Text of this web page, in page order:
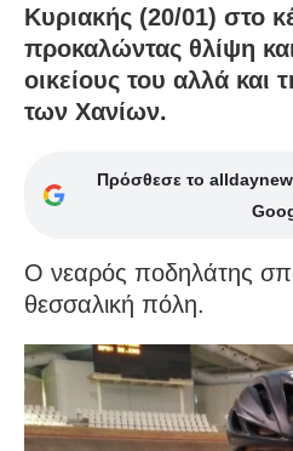
Κυριακής (20/01) στο
προκαλώντας θλίψη
οικείους του αλλά και
των Χανίων.
Πρόσθεσε το
Ο νεαρός ποδηλάτης
θεσσαλική πόλη.